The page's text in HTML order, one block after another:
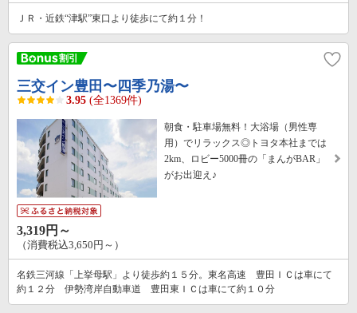
ＪＲ・近鉄“津駅”東口より徒歩にて約１分！
三交イン豊田〜四季乃湯〜
3.95 (全1369件)
朝食・駐車場無料！大浴場（男性専
用）でリラックス◎トヨタ本社までは
2km、ロビー5000冊の「まんがBAR」
がお出迎え♪
3,319円～
（消費税込3,650円～）
名鉄三河線「上挙母駅」より徒歩約１５分。東名高速 豊田ＩＣは車にて
約１２分 伊勢湾岸自動車道 豊田東ＩＣは車にて約１０分